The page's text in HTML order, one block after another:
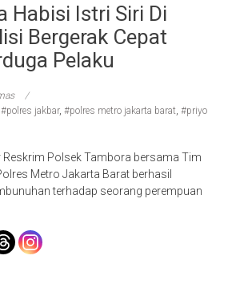
Habisi Istri Siri Di
Bergerak Cepat
Pelaku
,#polres jakbar,#polres metro jakarta barat ,#priyo
Reskrim Polsek Tambora bersama Tim
Metro Jakarta Barat berhasil
terhadap seorang perempuan